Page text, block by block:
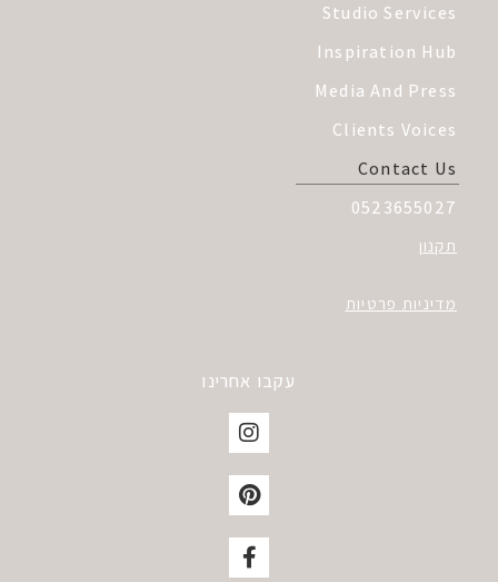
Studio Services
Inspiration Hub
Media And Press
Clients Voices
Contact Us
0523655027
תקנון
מדיניות פרטיות
עקבו אחרינו